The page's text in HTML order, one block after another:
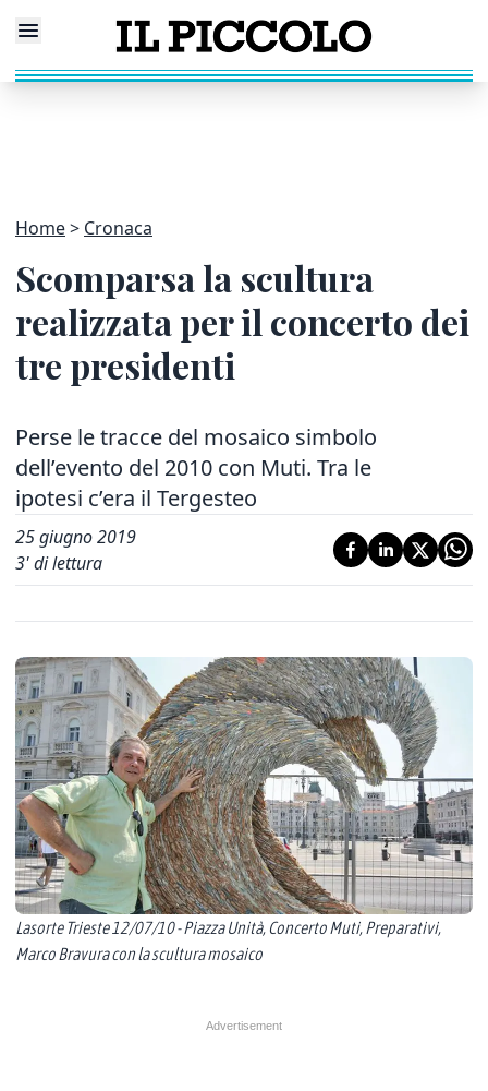
Home Cronaca
Scomparsa la scultura
realizzata per il concerto dei
tre presidenti
Perse le tracce del mosaico simbolo
dell’evento del 2010 con Muti. Tra le
ipotesi c’era il Tergesteo
25 giugno 2019
3' di lettura
Lasorte Trieste 12/07/10 - Piazza Unità, Concerto Muti, Preparativi,
Marco Bravura con la scultura mosaico